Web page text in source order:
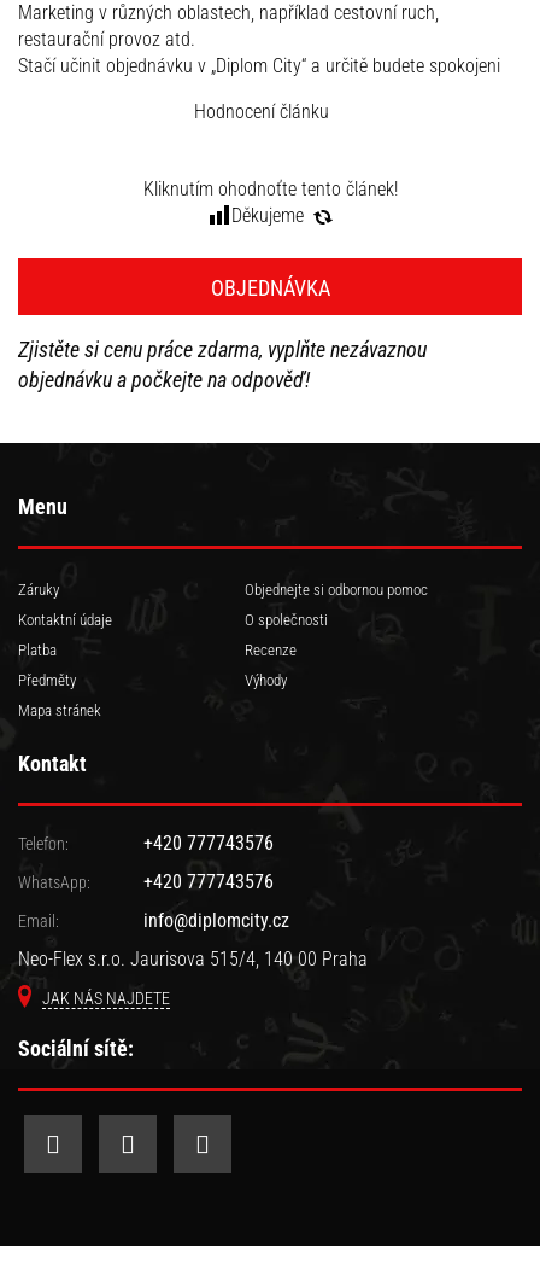
Marketing v různých oblastech, například cestovní ruch,
restaurační provoz atd.
Stačí učinit objednávku v „Diplom City“ a určitě budete spokojeni
Hodnocení článku
Kliknutím ohodnoťte tento článek!
Děkujeme
OBJEDNÁVKA
Zjistěte si cenu práce zdarma, vyplňte nezávaznou
objednávku a počkejte na odpověď!
Menu
Záruky
Objednejte si odbornou pomoc
Kontaktní údaje
O společnosti
Platba
Recenze
Předměty
Výhody
Mapa stránek
Kontakt
Telefon: +420 777743576
WhatsApp: +420 777743576
Email:
info@diplomcity.cz
Neo-Flex s.r.o. Jaurisova 515/4, 140 00 Praha
JAK NÁS NAJDETE
Sociální sítě: